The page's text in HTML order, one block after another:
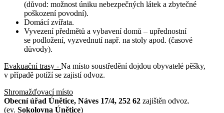
(důvod: možnost úniku nebezpečných látek a zbytečné
poškození povodní).
Domácí zvířata.
Vyvezení předmětů a vybavení domů – upřednostní
se podložení, vyzvednutí např. na stoly apod. (časové
důvody).
Evakuační trasy - Na místo soustředění dojdou obyvatelé pěšky,
v případě potíží se zajistí odvoz.
Shromažďovací místo
Obecní úřad Únětice, Náves 17/4, 252 62 zajištěn odvoz.
(ev. Sokolovna Únětice)